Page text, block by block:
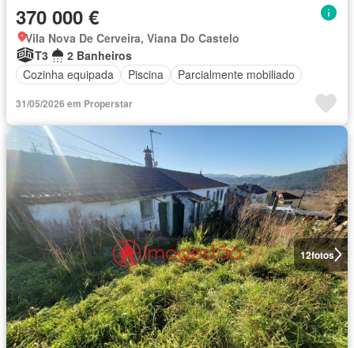
370 000 €
Vila Nova De Cerveira, Viana Do Castelo
T3
2 Banheiros
Cozinha equipada
Piscina Parcialmente mobiliado
31/05/2026 em Properstar
12fotos